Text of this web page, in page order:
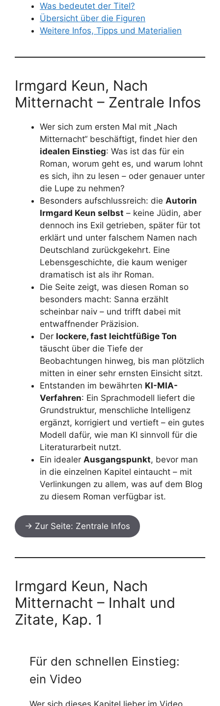
Was bedeutet der Titel?
Übersicht über die Figuren
Weitere Infos, Tipps und Materialien
Irmgard Keun, Nach
Mitternacht – Zentrale Infos
Wer sich zum ersten Mal mit „Nach
Mitternacht“ beschäftigt, findet hier den
idealen Einstieg: Was ist das für ein
Roman, worum geht es, und warum lohnt
es sich, ihn zu lesen – oder genauer unter
die Lupe zu nehmen?
Besonders aufschlussreich: die Autorin
Irmgard Keun selbst – keine Jüdin, aber
dennoch ins Exil getrieben, später für tot
erklärt und unter falschem Namen nach
Deutschland zurückgekehrt. Eine
Lebensgeschichte, die kaum weniger
dramatisch ist als ihr Roman.
Die Seite zeigt, was diesen Roman so
besonders macht: Sanna erzählt
scheinbar naiv – und trifft dabei mit
entwaffnender Präzision.
Der lockere, fast leichtfüßige Ton
täuscht über die Tiefe der
Beobachtungen hinweg, bis man plötzlich
mitten in einer sehr ernsten Einsicht sitzt.
Entstanden im bewährten KI-MIA-
Verfahren: Ein Sprachmodell liefert die
Grundstruktur, menschliche Intelligenz
ergänzt, korrigiert und vertieft – ein gutes
Modell dafür, wie man KI sinnvoll für die
Literaturarbeit nutzt.
Ein idealer Ausgangspunkt, bevor man
in die einzelnen Kapitel eintaucht – mit
Verlinkungen zu allem, was auf dem Blog
zu diesem Roman verfügbar ist.
→ Zur Seite: Zentrale Infos
Irmgard Keun, Nach
Mitternacht – Inhalt und
Zitate, Kap. 1
Für den schnellen Einstieg:
ein Video